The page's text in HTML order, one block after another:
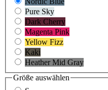
Pure Sky
Dark Cherry
Magenta Pink
Yellow Fizz
Kaki
Heather Mid Gray
Größe auswählen